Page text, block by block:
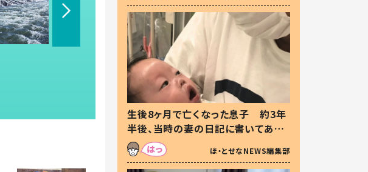
生後8ヶ月で亡くなった息子 約3年
半後、当時の妻の日記に書いてあっ
た本音とは
ほ・とせなNEWS編集部